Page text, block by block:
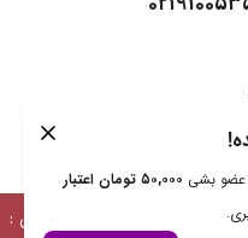
گلناز شرقی، پلاک 10.
| طراحی، توسعه و پشتیبانی :